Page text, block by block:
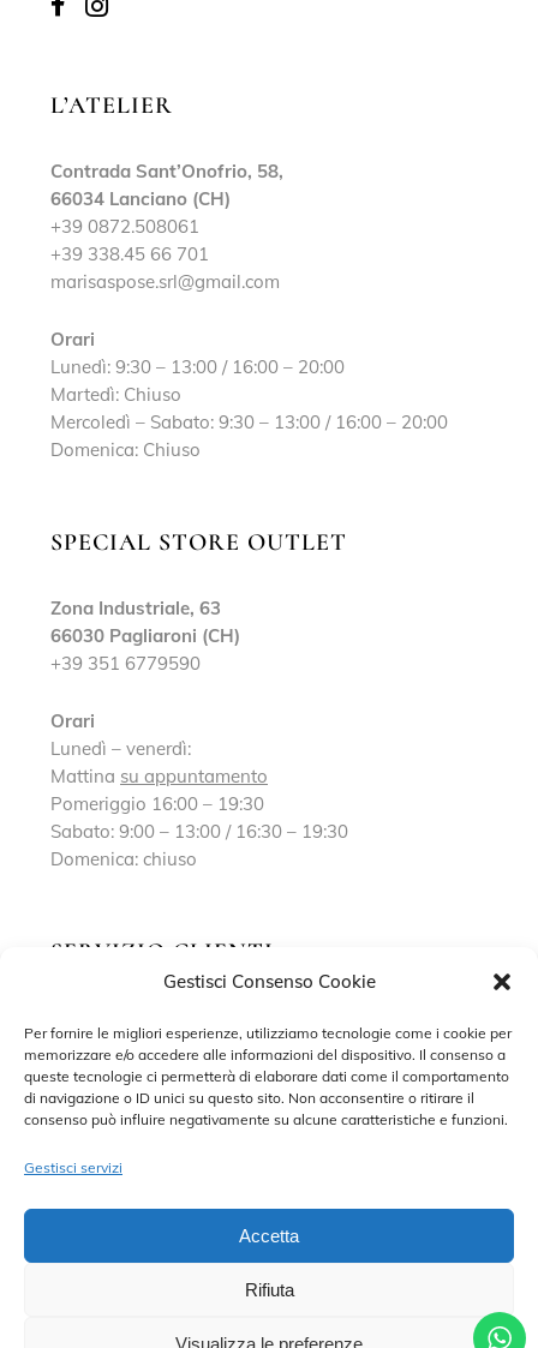
Gestisci Consenso Cookie
Per fornire le migliori esperienze, utilizziamo tecnologie come i cookie per
memorizzare e/o accedere alle informazioni del dispositivo. Il consenso a
queste tecnologie ci permetterà di elaborare dati come il comportamento
di navigazione o ID unici su questo sito. Non acconsentire o ritirare il
consenso può influire negativamente su alcune caratteristiche e funzioni.
Gestisci servizi
Accetta
Rifiuta
Visualizza le preferenze
L’ATELIER
Contrada Sant’Onofrio, 58,
66034 Lanciano (CH)
+39 0872.508061
+39 338.45 66 701
marisaspose.srl@gmail.com
Orari
Lunedì: 9:30 – 13:00 / 16:00 – 20:00
Martedì: Chiuso
Mercoledì – Sabato: 9:30 – 13:00 / 16:00 – 20:00
Domenica: Chiuso
SPECIAL STORE OUTLET
Zona Industriale, 63
66030 Pagliaroni (CH)
+39 351 6779590
Orari
Lunedì – venerdì:
Mattina su appuntamento
Pomeriggio 16:00 – 19:30
Sabato: 9:00 – 13:00 / 16:30 – 19:30
Domenica: chiuso
SERVIZIO CLIENTI
Contatti
Privacy Policy
CONTRADA SANT’ONOFRIO, 58, 66034 LANCIANO (CH) P. IVA
02227590698 – DEVELOPED BY ADRIANO DI MATTEO